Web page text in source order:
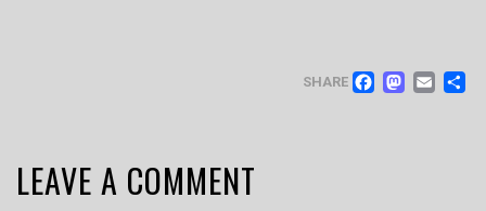
SHARE
LEAVE A COMMENT